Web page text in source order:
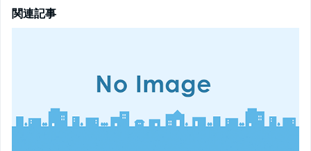
関連記事